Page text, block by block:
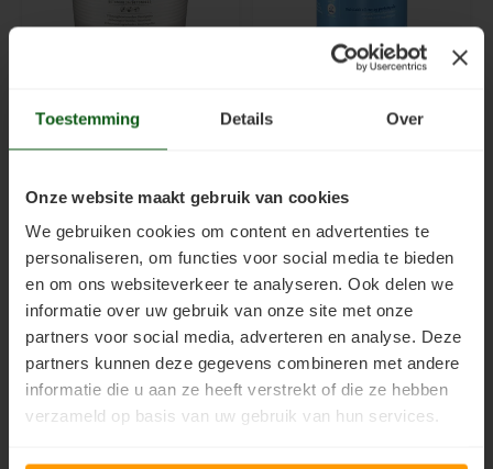
Toestemming Details Over
Onze website maakt gebruik van cookies
We gebruiken cookies om content en advertenties te
personaliseren, om functies voor social media te bieden
en om ons websiteverkeer te analyseren. Ook delen we
informatie over uw gebruik van onze site met onze
partners voor social media, adverteren en analyse. Deze
partners kunnen deze gegevens combineren met andere
informatie die u aan ze heeft verstrekt of die ze hebben
verzameld op basis van uw gebruik van hun services.
Jotun Trestjerner
(betoncoating) voor het
transparant afwerken
van beton-
cementdekvloeren en
wordt gebruikt voor
betonnen oppervlakken,
poreuze plavuizen,
Incl. btw
Jotun Trestjerner Gulvlakk
watergedragen blanke
kunt u gebruiken voor het
lakken van houten
vloeren (o.a. beuken
grenen, vuren).
Incl. btw